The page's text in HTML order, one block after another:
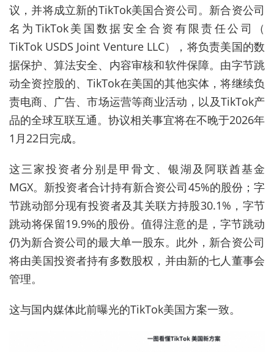
议，并将成立新的TikTok美国合资公司。新合资公司
名为TikTok美国数据安全合资有限责任公司（
TikTok USDS Joint Venture LLC），将负责美国的数
据保护、算法安全、内容审核和软件保障。由字节跳
动全资控股的、TikTok在美国的其他实体，将继续负
责电商、广告、市场运营等商业活动，以及TikTok产
品的全球互联互通。协议相关事宜将在不晚于2026年
1月22日完成。
这三家投资者分别是甲骨文、银湖及阿联酋基金
MGX。新投资者合计持有新合资公司45%的股份；字
节跳动部分现有投资者及其关联方持股30.1%，字节
跳动将保留19.9%的股份。值得注意的是，字节跳动
仍为新合资公司的最大单一股东。此外，新合资公司
将由美国投资者持有多数股权，并由新的七人董事会
管理。
这与国内媒体此前曝光的TikTok美国方案一致。